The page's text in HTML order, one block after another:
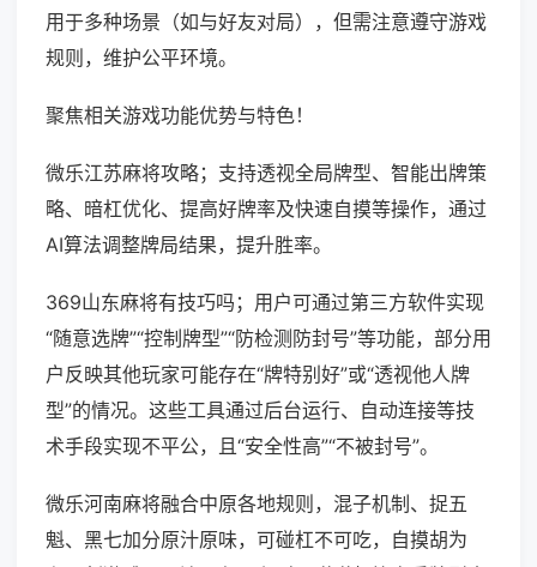
用于多种场景（如与好友对局），但需注意遵守游戏
规则，维护公平环境。
聚焦相关游戏功能优势与特色！
微乐江苏麻将攻略；支持透视全局牌型、智能出牌策
略、暗杠优化、提高好牌率及快速自摸等操作，通过
AI算法调整牌局结果，提升胜率。
369山东麻将有技巧吗；用户可通过第三方软件实现
“随意选牌”“控制牌型”“防检测防封号”等功能，部分用
户反映其他玩家可能存在“牌特别好”或“透视他人牌
型”的情况。这些工具通过后台运行、自动连接等技
术手段实现不平公，且“安全性高”“不被封号”。
微乐河南麻将融合中原各地规则，混子机制、捉五
魁、黑七加分原汁原味，可碰杠不可吃，自摸胡为